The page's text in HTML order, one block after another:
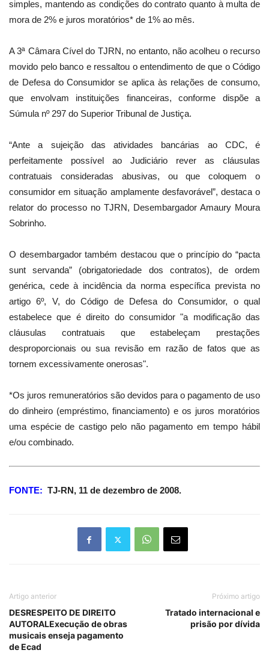
simples, mantendo as condições do contrato quanto à multa de
mora de 2% e juros moratórios* de 1% ao mês.
A 3ª Câmara Cível do TJRN, no entanto, não acolheu o recurso
movido pelo banco e ressaltou o entendimento de que o Código
de Defesa do Consumidor se aplica às relações de consumo,
que envolvam instituições financeiras, conforme dispõe a
Súmula nº 297 do Superior Tribunal de Justiça.
“Ante a sujeição das atividades bancárias ao CDC, é
perfeitamente possível ao Judiciário rever as cláusulas
contratuais consideradas abusivas, ou que coloquem o
consumidor em situação amplamente desfavorável”, destaca o
relator do processo no TJRN, Desembargador Amaury Moura
Sobrinho.
O desembargador também destacou que o princípio do “pacta
sunt servanda” (obrigatoriedade dos contratos), de ordem
genérica, cede à incidência da norma específica prevista no
artigo 6º, V, do Código de Defesa do Consumidor, o qual
estabelece que é direito do consumidor "a modificação das
cláusulas contratuais que estabeleçam prestações
desproporcionais ou sua revisão em razão de fatos que as
tornem excessivamente onerosas".
*Os juros remuneratórios são devidos para o pagamento de uso
do dinheiro (empréstimo, financiamento) e os juros moratórios
uma espécie de castigo pelo não pagamento em tempo hábil
e/ou combinado.
FONTE: TJ-RN, 11 de dezembro de 2008.
Artigo anterior
DESRESPEITO DE DIREITO
AUTORALExecução de obras
musicais enseja pagamento
de Ecad
Próximo artigo
Tratado internacional e
prisão por dívida